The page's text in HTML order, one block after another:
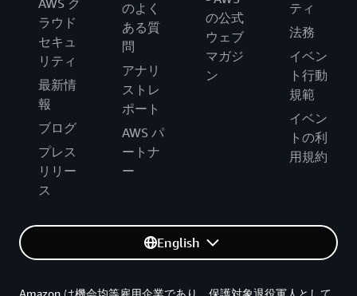
AWS ク
ラウド
セキュ
リティ
最新情
報
ブログ
プレス
リリー
ス
のよく
ある質
問
アナリ
ストレ
ポート
AWS パ
ートナ
ー
の公式
ウェブ
マガジ
ン
ティ
法務
イベン
ト行動
規範
イベン
トの利
用規約
English